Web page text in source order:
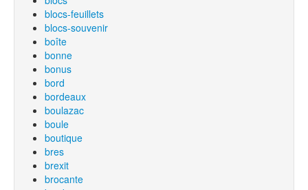
blocs-feuillets
blocs-souvenir
boîte
bonne
bonus
bord
bordeaux
boulazac
boule
boutique
bres
brexit
brocante